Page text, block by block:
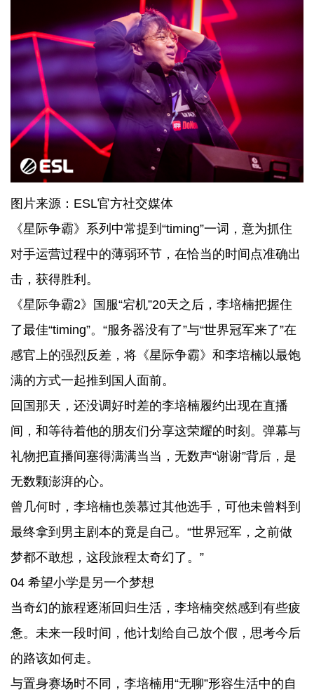
图片来源：ESL官方社交媒体
《星际争霸》系列中常提到“timing”一词，意为抓住
对手运营过程中的薄弱环节，在恰当的时间点准确出
击，获得胜利。
《星际争霸2》国服“宕机”20天之后，李培楠把握住
了最佳“timing”。“服务器没有了”与“世界冠军来了”在
感官上的强烈反差，将《星际争霸》和李培楠以最饱
满的方式一起推到国人面前。
回国那天，还没调好时差的李培楠履约出现在直播
间，和等待着他的朋友们分享这荣耀的时刻。弹幕与
礼物把直播间塞得满满当当，无数声“谢谢”背后，是
无数颗澎湃的心。
曾几何时，李培楠也羡慕过其他选手，可他未曾料到
最终拿到男主剧本的竟是自己。“世界冠军，之前做
梦都不敢想，这段旅程太奇幻了。”
04 希望小学是另一个梦想
当奇幻的旅程逐渐回归生活，李培楠突然感到有些疲
惫。未来一段时间，他计划给自己放个假，思考今后
的路该如何走。
与置身赛场时不同，李培楠用“无聊”形容生活中的自